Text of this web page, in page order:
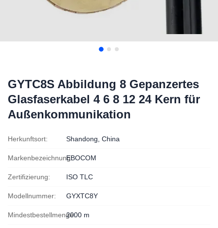
GYTC8S Abbildung 8 Gepanzertes
Glasfaserkabel 4 6 8 12 24 Kern für
Außenkommunikation
Herkunftsort: Shandong, China
Markenbezeichnung:EBOCOM
Zertifizierung: ISO TLC
Modellnummer: GYXTC8Y
Mindestbestellmenge:2000 m